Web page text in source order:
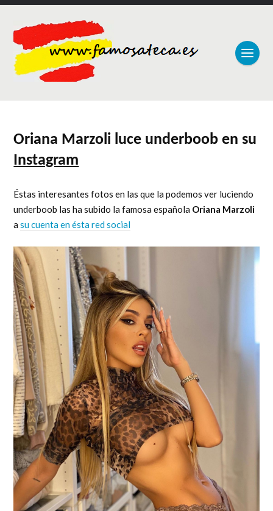
Oriana Marzoli luce underboob en su
Instagram
Éstas interesantes fotos en las que la podemos ver luciendo
underboob las ha subido la famosa española Oriana Marzoli
asu cuenta en ésta red social